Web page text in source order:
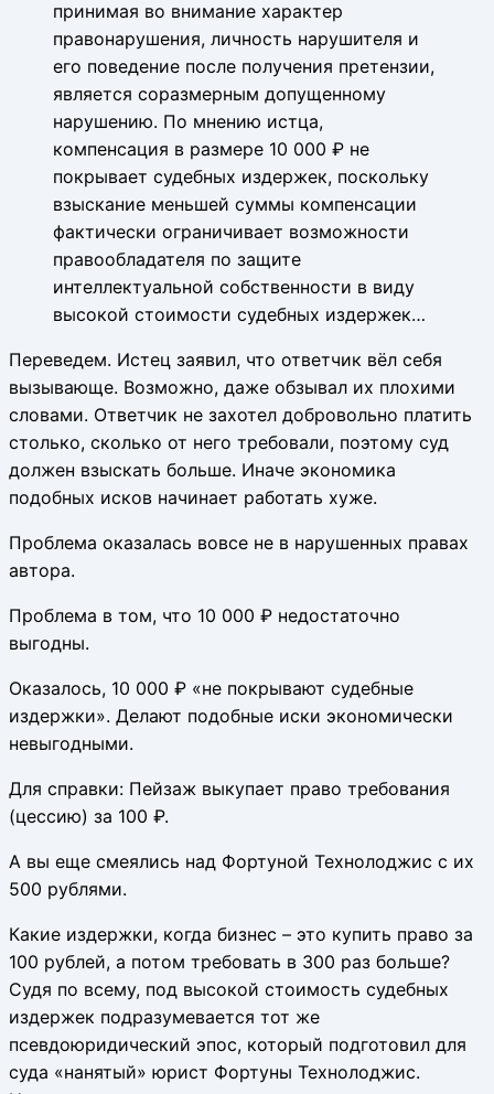
принимая во внимание характер
правонарушения, личность нарушителя и
его поведение после получения претензии,
является соразмерным допущенному
нарушению. По мнению истца,
компенсация в размере 10 000 ₽ не
покрывает судебных издержек, поскольку
взыскание меньшей суммы компенсации
фактически ограничивает возможности
правообладателя по защите
интеллектуальной собственности в виду
высокой стоимости судебных издержек…
Переведем. Истец заявил, что ответчик вёл себя
вызывающе. Возможно, даже обзывал их плохими
словами. Ответчик не захотел добровольно платить
столько, сколько от него требовали, поэтому суд
должен взыскать больше. Иначе экономика
подобных исков начинает работать хуже.
Проблема оказалась вовсе не в нарушенных правах
автора.
Проблема в том, что 10 000 ₽ недостаточно
выгодны.
Оказалось, 10 000 ₽ «не покрывают судебные
издержки». Делают подобные иски экономически
невыгодными.
Для справки: Пейзаж выкупает право требования
(цессию) за 100 ₽.
А вы еще смеялись над Фортуной Технолоджис с их
500 рублями.
Какие издержки, когда бизнес – это купить право за
100 рублей, а потом требовать в 300 раз больше?
Судя по всему, под высокой стоимость судебных
издержек подразумевается тот же
псевдоюридический эпос, который подготовил для
суда «нанятый» юрист Фортуны Технолоджис.